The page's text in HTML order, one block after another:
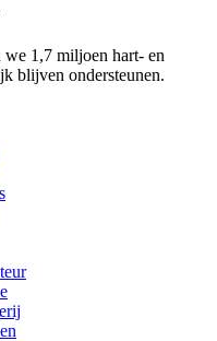
1,7 miljoen hart- en
blijven ondersteunen.